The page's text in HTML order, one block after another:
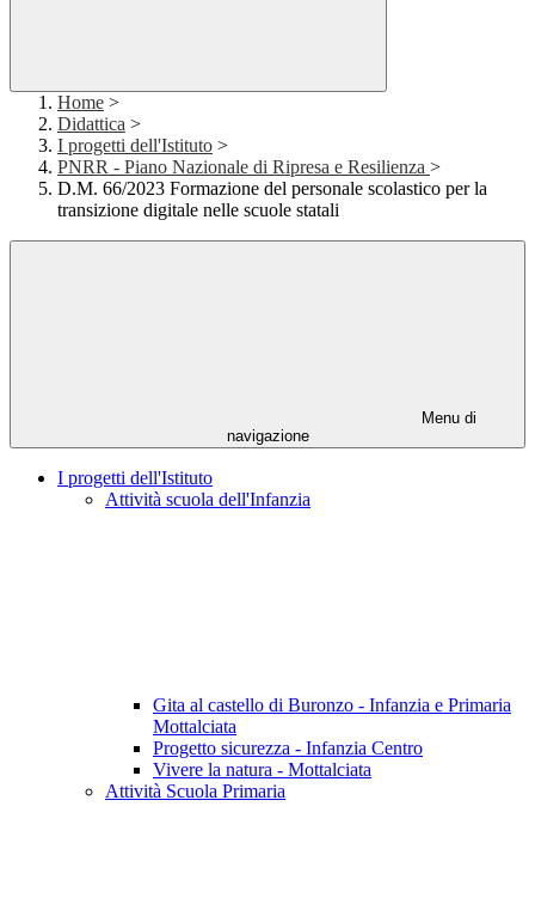
Home >
Didattica >
I progetti dell'Istituto >
PNRR - Piano Nazionale di Ripresa e Resilienza >
D.M. 66/2023 Formazione del personale scolastico per la
transizione digitale nelle scuole statali
Menu di
navigazione
I progetti dell'Istituto
Attività scuola dell'Infanzia
Gita al castello di Buronzo - Infanzia e Primaria
Mottalciata
Progetto sicurezza - Infanzia Centro
Vivere la natura - Mottalciata
Attività Scuola Primaria